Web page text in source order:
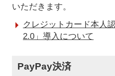
いただきます。
クレジットカード本人
2.0」導入について
PayPay決済